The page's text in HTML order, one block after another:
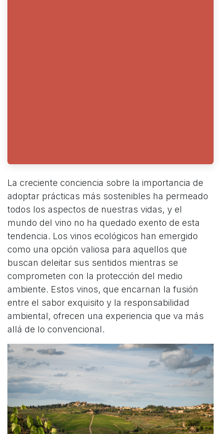
La creciente conciencia sobre la importancia de
adoptar prácticas más sostenibles ha permeado
todos los aspectos de nuestras vidas, y el
mundo del vino no ha quedado exento de esta
tendencia. Los vinos ecológicos han emergido
como una opción valiosa para aquellos que
buscan deleitar sus sentidos mientras se
comprometen con la protección del medio
ambiente. Estos vinos, que encarnan la fusión
entre el sabor exquisito y la responsabilidad
ambiental, ofrecen una experiencia que va más
allá de lo convencional.